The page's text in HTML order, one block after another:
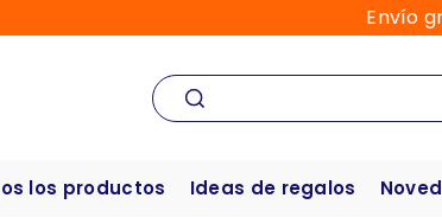
Envío
los productos Ideas de regalos